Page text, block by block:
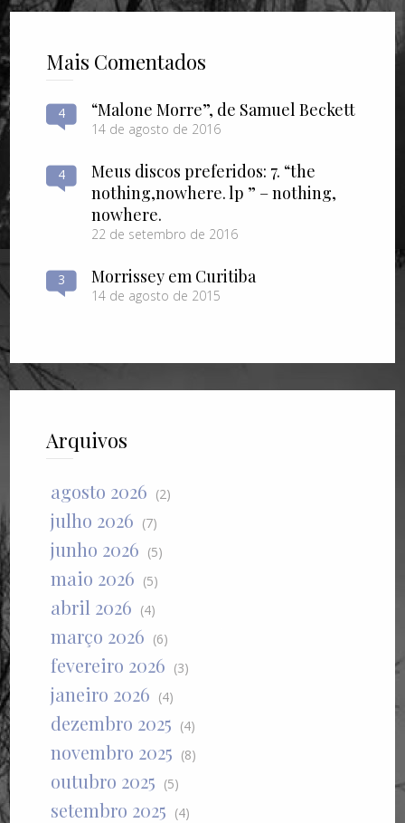
Mais Comentados
4 “Malone Morre”, de Samuel Beckett
14 de agosto de 2016
4
Meus discos preferidos: 7. “the
nothing​,​nowhere. lp ” – nothing​,​
nowhere.
22 de setembro de 2016
3 Morrissey em Curitiba
14 de agosto de 2015
Arquivos
agosto 2026 (2)
julho 2026 (7)
junho 2026 (5)
maio 2026 (5)
abril 2026 (4)
março 2026 (6)
fevereiro 2026 (3)
janeiro 2026 (4)
dezembro 2025 (4)
novembro 2025 (8)
outubro 2025 (5)
setembro 2025 (4)